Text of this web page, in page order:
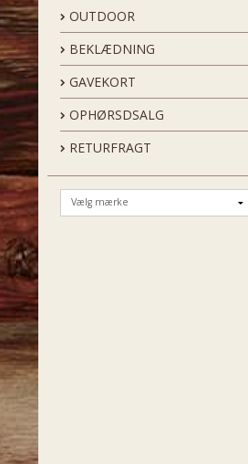
OUTDOOR
BEKLÆDNING
GAVEKORT
OPHØRSDSALG
RETURFRAGT